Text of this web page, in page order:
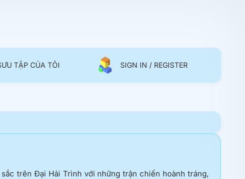
TẬP CỦA TÔI SIGN IN / REGISTER
trên Đại Hải Trình với những trận chiến hoành tráng,